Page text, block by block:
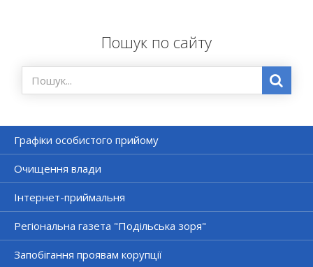
Пошук по сайту
Графіки особистого прийому
Очищення влади
Інтернет-приймальня
Регіональна газета "Подільська зоря"
Запобігання проявам корупції